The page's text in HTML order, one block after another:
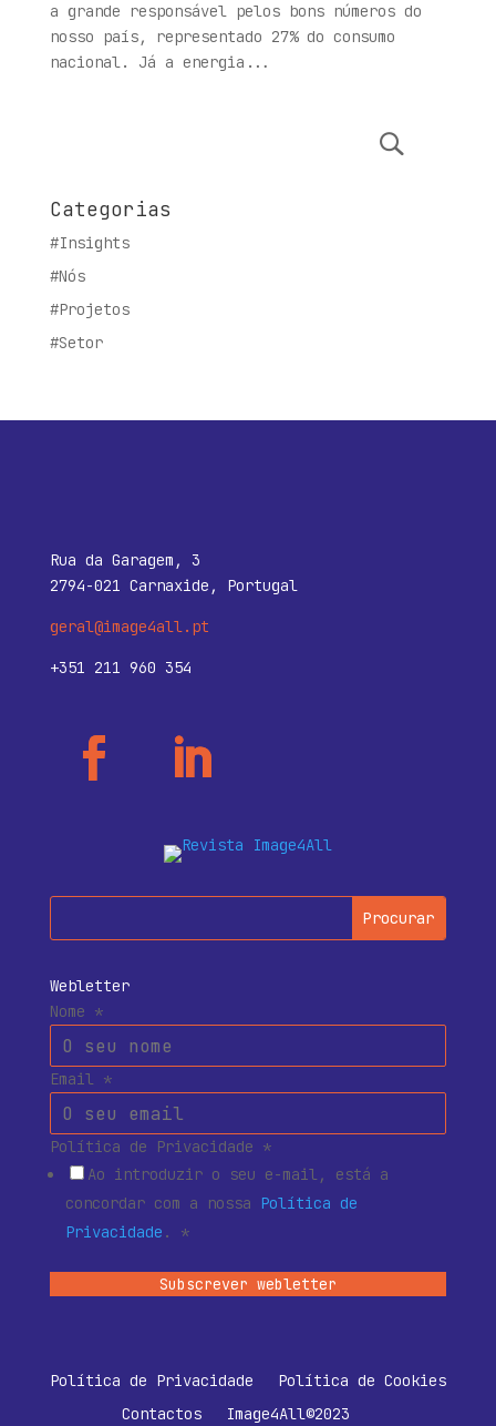
a grande responsável pelos bons números do
nosso país, representado 27% do consumo
nacional. Já a energia...
Categorias
#Insights
#Nós
#Projetos
#Setor
Rua da Garagem, 3
2794-021 Carnaxide, Portugal
geral@image4all.pt
+351 211 960 354
Webletter
Nome *
Email *
Política de Privacidade *
Ao introduzir o seu e-mail, está a
concordar com a nossa
Política de
Privacidade . *
Subscrever webletter
Política de Privacidade
Política de Cookies
Contactos
Image4All©2023